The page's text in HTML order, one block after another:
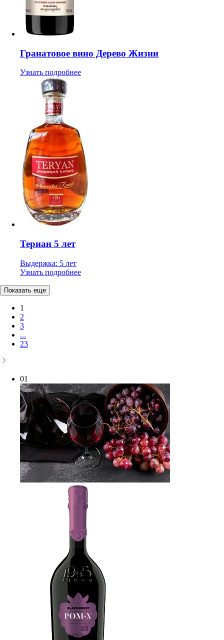
Гранатовое вино Дерево Жизни
Узнать подробнее
Териан 5 лет
Выдержка: 5 лет
Узнать подробнее
Показать еще
1
2
3
...
23
01